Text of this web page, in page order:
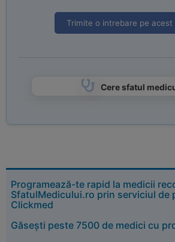
Trimite o intrebare pe acest
Cere sfatul
Programează-te rapid la medicii
SfatulMedicului.ro prin serviciul de
Clickmed
Găsești peste 7500 de medici cu